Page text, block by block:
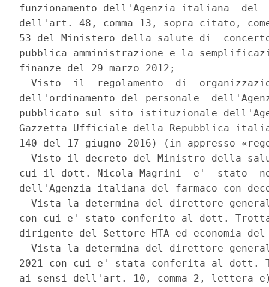
funzionamento dell'Agenzia italiana  del
dell'art. 48, comma 13, sopra citato,
53 del Ministero della salute di
pubblica amministrazione e la
finanze del 29 marzo 2012;
Visto  il  regolamento  di
dell'ordinamento del personale
pubblicato sul sito istituzionale
Gazzetta Ufficiale della Repubblica
140 del 17 giugno 2016) (in appresso
Visto il decreto del Ministro della
cui il dott. Nicola Magrini  e'  stato
dell'Agenzia italiana del farmaco con
Vista la determina del direttore
con cui e' stato conferito al dott.
dirigente del Settore HTA ed economia
Vista la determina del direttore
2021 con cui e' stata conferita al dott.
ai sensi dell'art. 10, comma 2, lettera